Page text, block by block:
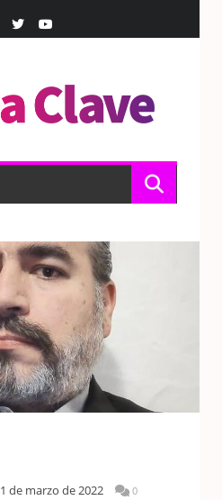
1 de marzo de 2022 0